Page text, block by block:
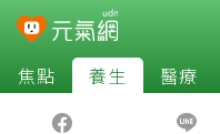
焦點 養生 醫療